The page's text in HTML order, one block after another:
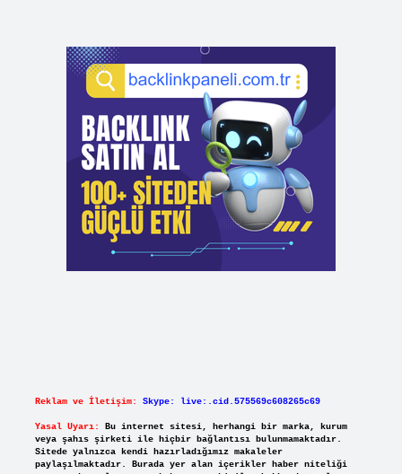
Reklam ve İletişim: Skype: live:.cid.575569c608265c69
Yasal Uyarı:
Bu internet sitesi, herhangi bir marka, kurum
veya şahıs şirketi ile hiçbir bağlantısı bulunmamaktadır.
Sitede yalnızca kendi hazırladığımız makaleler
paylaşılmaktadır. Burada yer alan içerikler haber niteliği